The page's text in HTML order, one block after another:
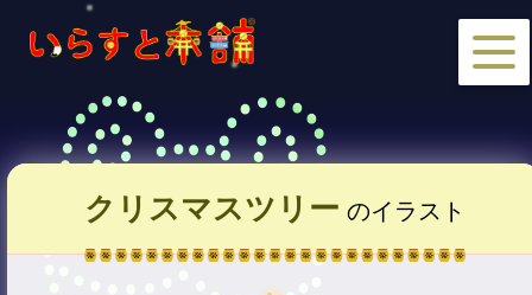
クリスマスツリー のイラスト